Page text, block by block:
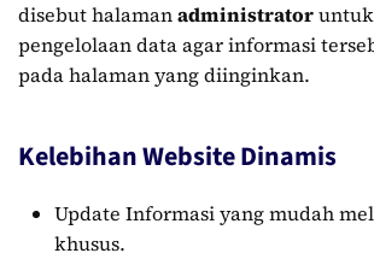
disebut halamanadministrator
pengelolaan data agar informasi
pada halaman yang diinginkan.
Kelebihan Website Dinamis
Update Informasi yang mudah
khusus.